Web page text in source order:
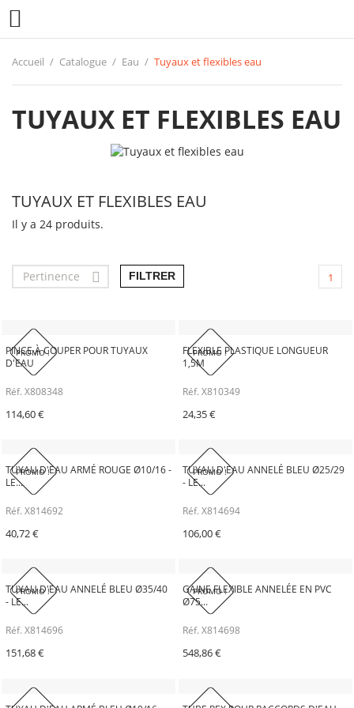

Accueil Catalogue Eau Tuyaux et flexibles eau
TUYAUX ET FLEXIBLES EAU
TUYAUX ET FLEXIBLES EAU
Il y a 24 produits.
Pertinence  FILTRER 1
PROMO !
PINCE À COUPER POUR TUYAUX
D'EAU
Réf. X808348
114,60 €
PROMO !
FLEXIBLE PLASTIQUE LONGUEUR
1,5M
Réf. X810349
24,35 €
PROMO !
TUYAU D'EAU ARMÉ ROUGE Ø10/16 -
LE...
Réf. X814692
40,72 €
PROMO !
TUYAU D'EAU ANNELÉ BLEU Ø25/29
- LE...
Réf. X814694
106,00 €
PROMO !
TUYAU D'EAU ANNELÉ BLEU Ø35/40
- LE...
Réf. X814696
151,68 €
PROMO !
GAINE FLEXIBLE ANNELÉE EN PVC
Ø75...
Réf. X814698
548,86 €